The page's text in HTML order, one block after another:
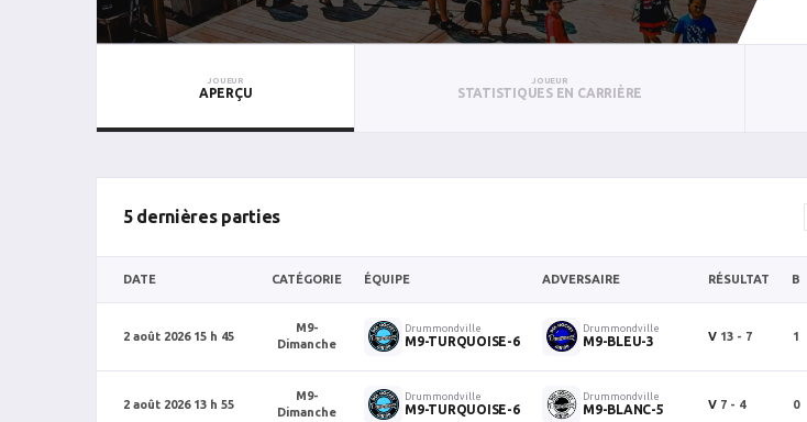
JOUEUR
APERÇU
JOUEUR
STATISTIQUES EN CARRIÈRE
5 dernières parties
DATE CATÉGORIE ÉQUIPE ADVERSAIRE RÉSULTAT B
2 août 2026 15 h 45
M9-
Dimanche
Drummondville
M9-TURQUOISE-6
Drummondville
M9-BLEU-3 V 13 - 7 1
2 août 2026 13 h 55
M9-
Dimanche
Drummondville
M9-TURQUOISE-6
Drummondville
M9-BLANC-5 V 7 - 4 0